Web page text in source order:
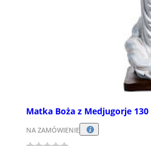
Matka Boża z Medjugorje
NA ZAMÓWIENIE